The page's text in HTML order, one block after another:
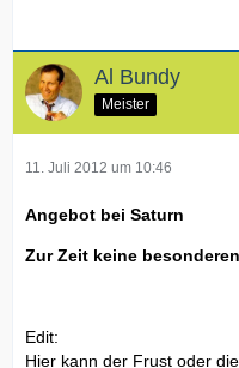
Al Bundy
Meister
11. Juli 2012 um 10:46
Angebot bei Saturn
Zur Zeit keine
Edit:
Hier kann der Frust oder